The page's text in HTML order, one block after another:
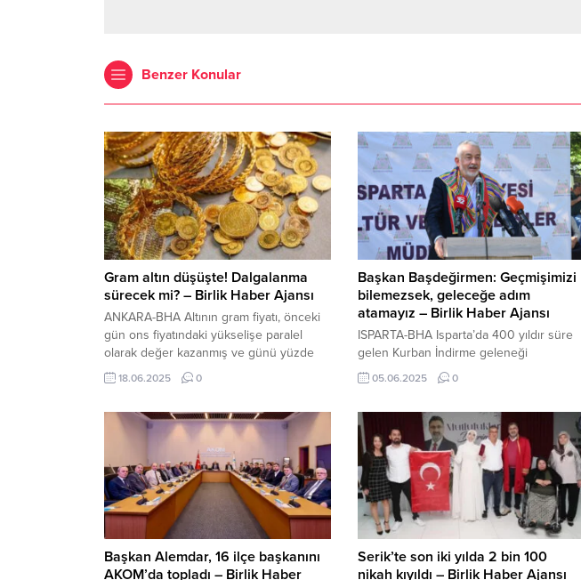
Benzer Konular
Gram altın düşüşte! Dalgalanma
sürecek mi? – Birlik Haber Ajansı
ANKARA-BHA Altının gram fiyatı, önceki
gün ons fiyatındaki yükselişe paralel
olarak değer kazanmış ve günü yüzde
0,5 artışla 4 bin 303 liradan tamamlamıştı.
Yeni güne ise düşüşle başlayan altının
kapanışa göre yüzde 0,1 oranında
azalarak 4 bin 301 lira seviyesinden işlem
görüyor. Altın fiyatları haftaya...
18.06.2025 0
Başkan Başdeğirmen: Geçmişimizi
bilemezsek, geleceğe adım
atamayız – Birlik Haber Ajansı
ISPARTA-BHA Isparta’da 400 yıldır süre
gelen Kurban İndirme geleneği
yaşatılmaya devam ediliyor. Geleneksel
Kurban İndirme Töreninde konuşan
“Geçmişimizi bilemezsek, geleceğe adım
atmamız mümkün değildir. Gelenek ve
göreneklerimizi gelecek nesillere
aktarmak görevimizdir” dedi. 4 asırdır
süre gelen ancak son yıllarda
uygulanmayan Kurban İndirme geleneği
Belediye Başkanı...
05.06.2025 0
Başkan Alemdar, 16 ilçe başkanını
AKOM’da topladı – Birlik Haber
Serik’te son iki yılda 2 bin 100
nikah kıyıldı – Birlik Haber Ajansı